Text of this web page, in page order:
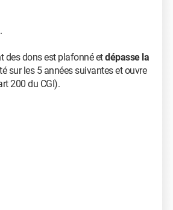
des dons est plafonné etdépasse la
sur les 5 années suivantes et ouvre
200 du CGI).